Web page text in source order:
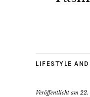
LIFESTYLE
Veröffentlicht am 22.